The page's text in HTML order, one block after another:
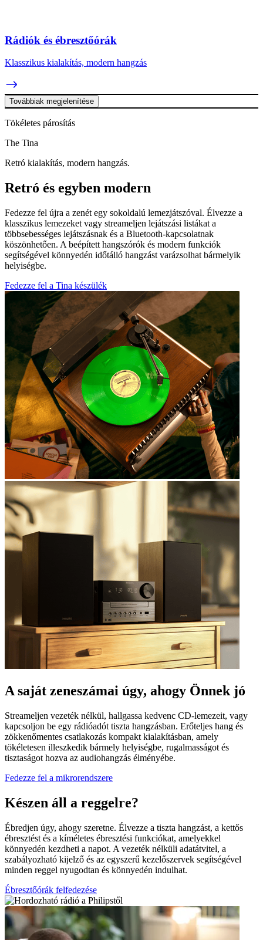
Rádiók és ébresztőórák
Klasszikus kialakítás, modern hangzás
Továbbiak megjelenítése
Tökéletes párosítás
The Tina
Retró kialakítás, modern hangzás.
Retró és egyben modern
Fedezze fel újra a zenét egy sokoldalú lemezjátszóval. Élvezze a
klasszikus lemezeket vagy streameljen lejátszási listákat a
többsebességes lejátszásnak és a Bluetooth-kapcsolatnak
köszönhetően. A beépített hangszórók és modern funkciók
segítségével könnyedén időtálló hangzást varázsolhat bármelyik
helyiségbe.
Fedezze fel a Tina készülék
A saját zeneszámai úgy, ahogy Önnek jó
Streameljen vezeték nélkül, hallgassa kedvenc CD-lemezeit, vagy
kapcsoljon be egy rádióadót tiszta hangzásban. Erőteljes hang és
zökkenőmentes csatlakozás kompakt kialakításban, amely
tökéletesen illeszkedik bármely helyiségbe, rugalmasságot és
tisztaságot hozva az audiohangzás élményébe.
Fedezze fel a mikrorendszere
Készen áll a reggelre?
Ébredjen úgy, ahogy szeretne. Élvezze a tiszta hangzást, a kettős
ébresztést és a kíméletes ébresztési funkciókat, amelyekkel
könnyedén kezdheti a napot. A vezeték nélküli adatátvitel, a
szabályozható kijelző és az egyszerű kezelőszervek segítségével
minden reggel nyugodtan és könnyedén indulhat.
Ébresztőórák felfedezése